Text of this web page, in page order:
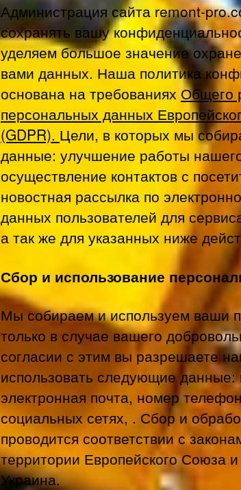
Администрация сайта remont-
сохранять вашу
уделяем большое значение
вами данных. Наша политика
основана на требованиях Общего
персональных данных
(GDPR). Цели, в которых мы
данные: улучшение работы
осуществление контактов с
новостная рассылка по
данных пользователей для
а так же для указанных ниже
Сбор и использование
Мы собираем и используем ваши
только в случае вашего
согласии с этим вы разрешаете
использовать следующие
электронная почта, номер
социальных сетях, . Сбор и
проводится соответствии с
территории Европейского Союза и
Украина.